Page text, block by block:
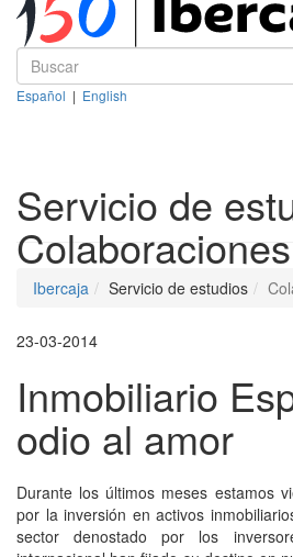
Español | English
Servicio de
Colaboraciones
Ibercaja Servicio de estudios
23-03-2014
Inmobiliario
odio al amor
Durante los últimos meses estamos
por la inversión en activos
sector denostado por los